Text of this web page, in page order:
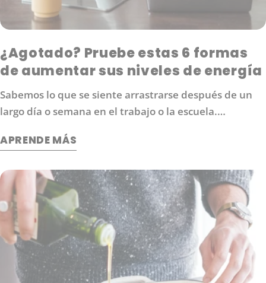
¿Agotado? Pruebe estas 6 formas
de aumentar sus niveles de energía
Sabemos lo que se siente arrastrarse después de un
largo día o semana en el trabajo o la escuela.
sus niveles de energía sin depender del café u otros
ansiedad. Aquí hay 6 estrategias que te ayudarán a
volver al juego:
APRENDE MÁS